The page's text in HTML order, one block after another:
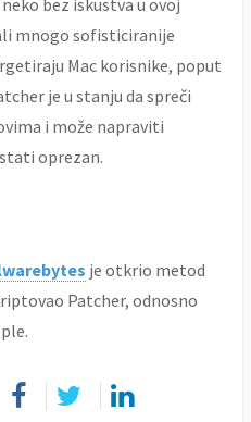
mnogo sofisticiranije
Mac korisnike, poput
je u stanju da spreči
i može napraviti
oprezan.
je otkrio metod
Patcher, odnosno